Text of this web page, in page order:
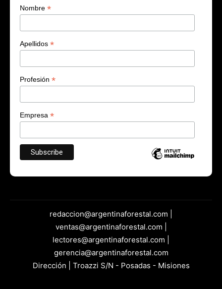
Nombre *
Apellidos *
Profesión *
Empresa *
redaccion@argentinaforestal.com |
ventas@argentinaforestal.com |
lectores@argentinaforestal.com |
gerencia@argentinaforestal.com
Dirección | Troazzi S/N - Posadas - Misiones